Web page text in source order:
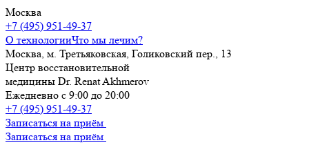
Москва
+7 (495) 951-49-37
О технологииЧто мы лечим?
Москва, м. Третьяковская, Голиковский пер., 13
Центр восстановительной
медицины Dr. Renat Akhmerov
Ежедневно с 9:00 до 20:00
+7 (495) 951-49-37
Записаться на приём
Записаться на приём